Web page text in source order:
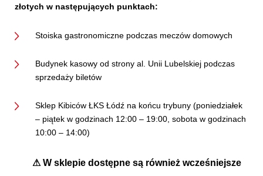
złotych w następujących punktach:
Stoiska gastronomiczne podczas meczów domowych
Budynek kasowy od strony al. Unii Lubelskiej podczas
sprzedaży biletów
Sklep Kibiców ŁKS Łódź na końcu trybuny (poniedziałek
– piątek w godzinach 12:00 – 19:00, sobota w godzinach
10:00 – 14:00)
⚠ W sklepie dostępne są również wcześniejsze